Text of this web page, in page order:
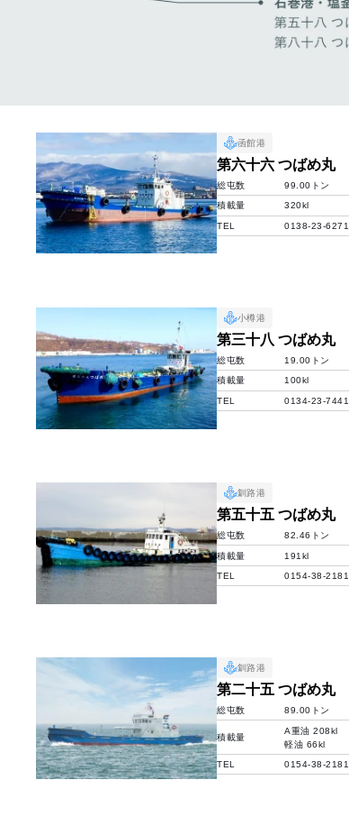
函館港
第六十六 つばめ丸
総屯数 99.00トン
積載量 320kl
TEL 0138-23-6271
小樽港
第三十八 つばめ丸
総屯数 19.00トン
積載量 100kl
TEL 0134-23-7441
釧路港
第五十五 つばめ丸
総屯数 82.46トン
積載量 191kl
TEL 0154-38-2181
釧路港
第二十五 つばめ丸
総屯数 89.00トン
積載量
A重油 208kl
軽油 66kl
TEL 0154-38-2181